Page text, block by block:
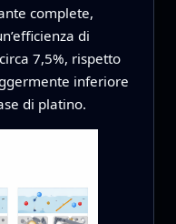
complete,
di
7,5%, rispetto
inferiore
di platino.